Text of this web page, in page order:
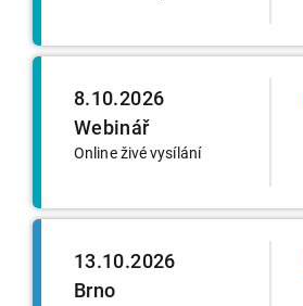
8.10.2026
Webinář
Online živé vysílání
13.10.2026
Brno